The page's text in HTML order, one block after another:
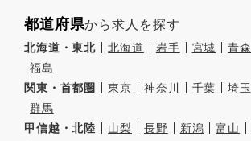
都道府県から求人を探す
北海道・東北 北海道 岩手 宮城 青森
福島
関東・首都圏
東京 神奈川 千葉 埼玉
群馬
甲信越・北陸
山梨 長野 新潟 富山